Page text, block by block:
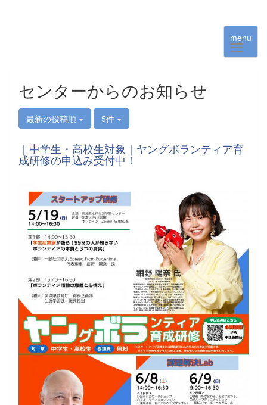
menu
センターからのお知らせ
最新の投稿順 5件
｜中学生・高校生対象｜ヤングボランティア育
成研修の申込み受付中！